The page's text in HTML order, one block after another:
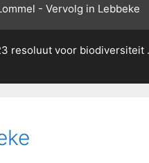
- Vervolg in Lebbeke
resoluut voor biodiversiteit